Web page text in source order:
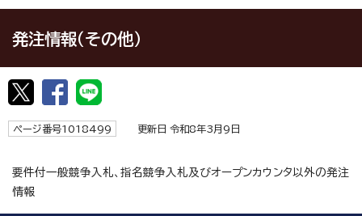
発注情報（その他）
ページ番号1018499 更新日 令和8年3月9日
要件付一般競争入札、指名競争入札及びオープンカウンタ以外の発注
情報